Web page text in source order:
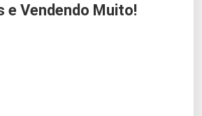
e Vendendo Muito!